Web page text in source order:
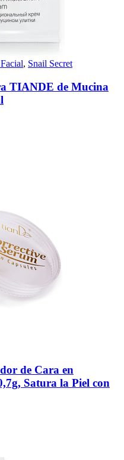
, Snail Secret
TIANDE de Mucina
de Cara en
Satura la Piel con